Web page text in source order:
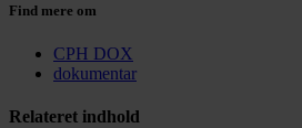
Find mere om
CPH DOX
dokumentar
Relateret indhold